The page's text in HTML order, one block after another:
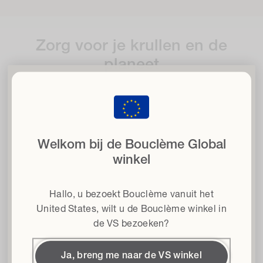
Zorg voor je krullen en de
planeet
BOMEN PLANTEN
We planten een boom voor elke verkochte fles van
VERANTWOORDE BRONNEN
Welkom bij de Bouclème Global
winkel
Hallo, u bezoekt Bouclème vanuit het
United States, wilt u de Bouclème winkel in
de VS bezoeken?
Ja, breng me naar de VS winkel
met 15% korting
wanneer u zich aanmeldt voor onze nieuwsbrief
Email
Ik ga akkoord met de Algemene Voorwaarden*